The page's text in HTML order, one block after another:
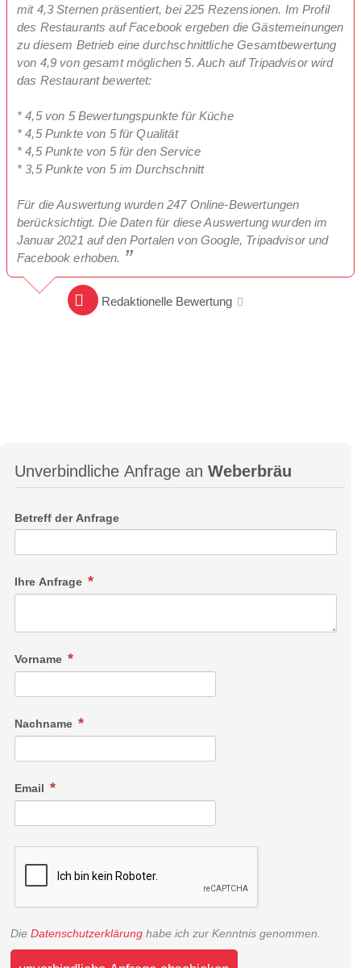
mit 4,3 Sternen präsentiert, bei 225 Rezensionen. Im Profil
des Restaurants auf Facebook ergeben die Gästemeinungen
zu diesem Betrieb eine durchschnittliche Gesamtbewertung
von 4,9 von gesamt möglichen 5. Auch auf Tripadvisor wird
das Restaurant bewertet:
* 4,5 von 5 Bewertungspunkte für Küche
* 4,5 Punkte von 5 für Qualität
* 4,5 Punkte von 5 für den Service
* 3,5 Punkte von 5 im Durchschnitt
Für die Auswertung wurden 247 Online-Bewertungen
berücksichtigt. Die Daten für diese Auswertung wurden im
Januar 2021 auf den Portalen von Google, Tripadvisor und
Facebook erhoben.
Redaktionelle Bewertung
Unverbindliche Anfrage an Weberbräu
Betreff der Anfrage
Ihre Anfrage
Vorname
Nachname
Email
Die Datenschutzerklärung habe ich zur Kenntnis genommen.